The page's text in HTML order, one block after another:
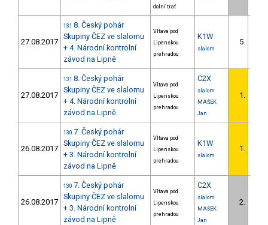
dolní trať
27.08.2017
131 8. Český pohár
Skupiny ČEZ ve slalomu
+ 4. Národní kontrolní
závod na Lipně
Vltava pod
Lipenskou
prehradou
K1W
slalom
5.
27.08.2017
131 8. Český pohár
Skupiny ČEZ ve slalomu
+ 4. Národní kontrolní
závod na Lipně
Vltava pod
Lipenskou
prehradou
C2X
slalom
MAŠEK
Jan
1.
26.08.2017
130 7. Český pohár
Skupiny ČEZ ve slalomu
+ 3. Národní kontrolní
závod na Lipně
Vltava pod
Lipenskou
prehradou
K1W
slalom
1.
26.08.2017
130 7. Český pohár
Skupiny ČEZ ve slalomu
+ 3. Národní kontrolní
závod na Lipně
Vltava pod
Lipenskou
prehradou
C2X
slalom
MAŠEK
Jan
2.